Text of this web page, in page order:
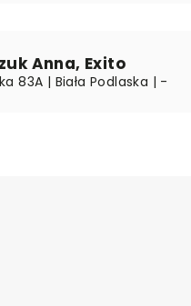
Anna, Exito
83A | Biała Podlaska | -